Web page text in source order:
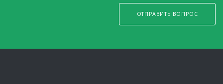
ОТПРАВИТЬ ВОПРОС